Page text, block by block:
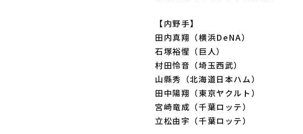
【内野手】
田内真翔（横浜DeNA）
石塚裕惺（巨人）
村田怜音（埼玉西武）
山縣秀（北海道日本ハム）
田中陽翔（東京ヤクルト）
宮崎竜成（千葉ロッテ）
立松由宇（千葉ロッテ）